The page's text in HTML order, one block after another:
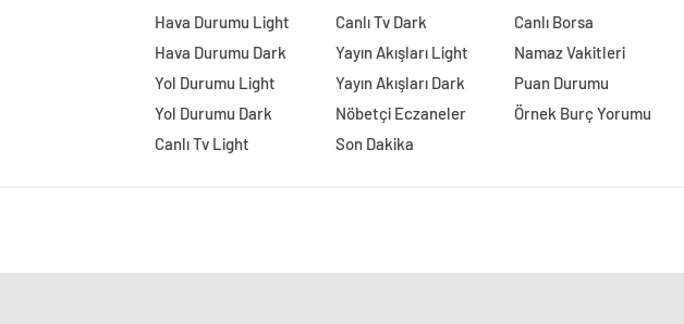
Hava Durumu Light
Hava Durumu Dark
Yol Durumu Light
Yol Durumu Dark
Canlı Tv Light
Canlı Tv Dark
Yayın Akışları Light
Yayın Akışları Dark
Nöbetçi Eczaneler
Son Dakika
Canlı Borsa
Namaz Vakitleri
Puan Durumu
Örnek Burç Yorumu